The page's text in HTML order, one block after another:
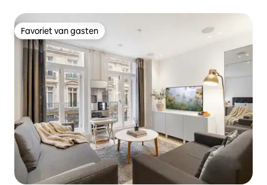
Favoriet van gasten
Favoriet van gasten